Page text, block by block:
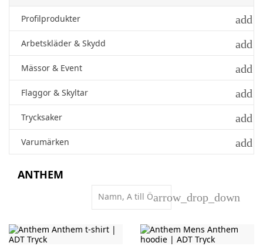
Profilprodukter add
Arbetskläder & Skydd add
Mässor & Event add
Flaggor & Skyltar add
Trycksaker add
Varumärken add
ANTHEM
Namn, A till Öarrow_drop_down